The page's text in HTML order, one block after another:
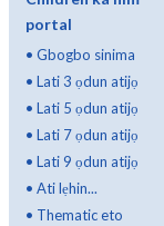
portal
• Gbogbo sinima
• Lati 3 ọdun atijọ
• Lati 5 ọdun atijọ
• Lati 7 ọdun atijọ
• Lati 9 ọdun atijọ
• Ati lẹhin...
• Thematic eto